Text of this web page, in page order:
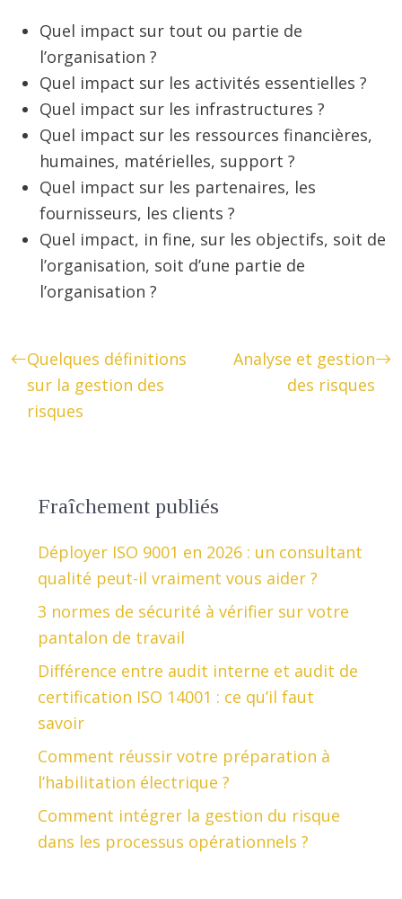
Quel impact sur tout ou partie de
l’organisation ?
Quel impact sur les activités essentielles ?
Quel impact sur les infrastructures ?
Quel impact sur les ressources financières,
humaines, matérielles, support ?
Quel impact sur les partenaires, les
fournisseurs, les clients ?
Quel impact, in fine, sur les objectifs, soit de
l’organisation, soit d’une partie de
l’organisation ?
Quelques définitions
sur la gestion des
risques
Analyse et gestion
des risques
Fraîchement publiés
Déployer ISO 9001 en 2026 : un consultant
qualité peut-il vraiment vous aider ?
3 normes de sécurité à vérifier sur votre
pantalon de travail
Différence entre audit interne et audit de
certification ISO 14001 : ce qu’il faut
savoir
Comment réussir votre préparation à
l’habilitation électrique ?
Comment intégrer la gestion du risque
dans les processus opérationnels ?